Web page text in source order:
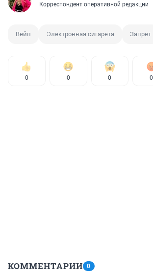
Корреспондент оперативной редакции
Вейп Электронная сигарета Запрет
0 0 0 0
КОММЕНТАРИИ 0